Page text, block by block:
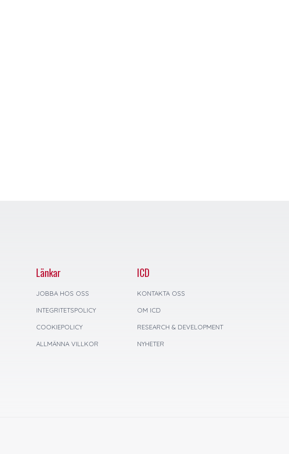
Länkar
JOBBA HOS OSS
INTEGRITETSPOLICY
COOKIEPOLICY
ALLMÄNNA VILLKOR
ICD
KONTAKTA OSS
OM ICD
RESEARCH & DEVELOPMENT
NYHETER